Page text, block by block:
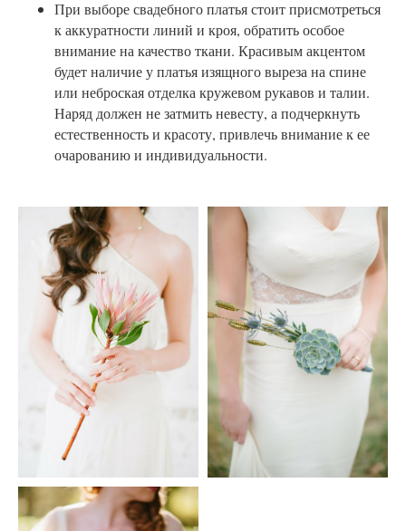
При выборе свадебного платья стоит присмотреться
к аккуратности линий и кроя, обратить особое
внимание на качество ткани. Красивым акцентом
будет наличие у платья изящного выреза на спине
или неброская отделка кружевом рукавов и талии.
Наряд должен не затмить невесту, а подчеркнуть
естественность и красоту, привлечь внимание к ее
очарованию и индивидуальности.